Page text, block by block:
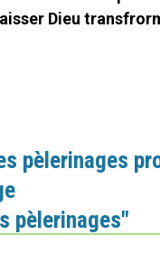
Dieu
pèlerinages
pèlerinages"